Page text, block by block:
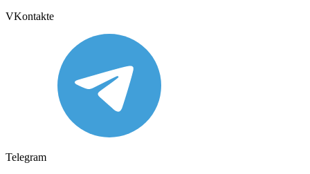
VKontakte
Telegram